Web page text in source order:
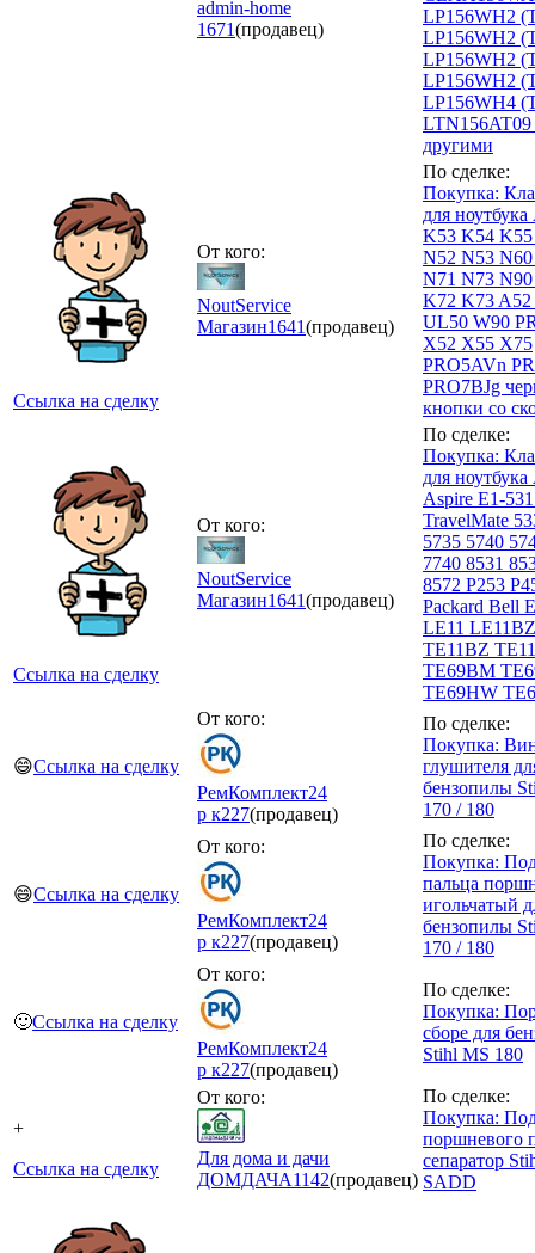
admin-home
1671(продавец)
LP156WH2
LP156WH2
LP156WH2
LP156WH2
LP156WH4
LTN156AT09
другими
Ссылка на сделку
От кого:
NoutService
Магазин1641(продавец)
По сделке:
Покупка:
для
K53 K54
N52 N53
N71 N73 N90
K72 K73 A52
UL50 W90
X52 X55 X75
PRO5AVn
PRO7BJg
кнопки со
Ссылка на сделку
От кого:
NoutService
Магазин1641(продавец)
По сделке:
Покупка:
для ноутбука
Aspire E1-
TravelMate
5735 5740
7740 8531
8572 P253
Packard Bell
LE11
TE11BZ
TE69BM
TE69HW
😄Ссылка на сделку
От кого:
РемКомплект24
р к227(продавец)
По сделке:
Покупка:
глушителя
бензопилы
170 / 180
😄Ссылка на сделку
От кого:
РемКомплект24
р к227(продавец)
По сделке:
Покупка:
пальца
игольчатый
бензопилы
170 / 180
🙂Ссылка на сделку
От кого:
РемКомплект24
р к227(продавец)
По сделке:
Покупка:
сборе для
Stihl MS 180
+
Ссылка на сделку
От кого:
Для дома и дачи
ДОМДАЧА1142(продавец)
По сделке:
Покупка:
поршневого
сепаратор
SADD